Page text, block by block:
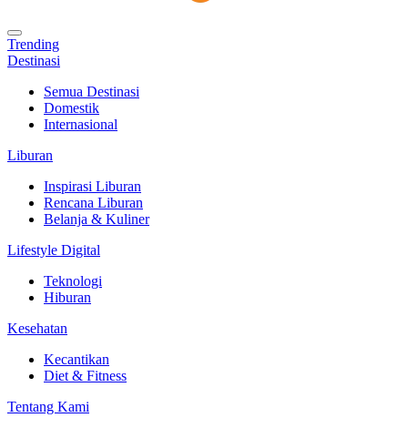
Trending
Destinasi
Semua Destinasi
Domestik
Internasional
Liburan
Inspirasi Liburan
Rencana Liburan
Belanja & Kuliner
Lifestyle Digital
Teknologi
Hiburan
Kesehatan
Kecantikan
Diet & Fitness
Tentang Kami